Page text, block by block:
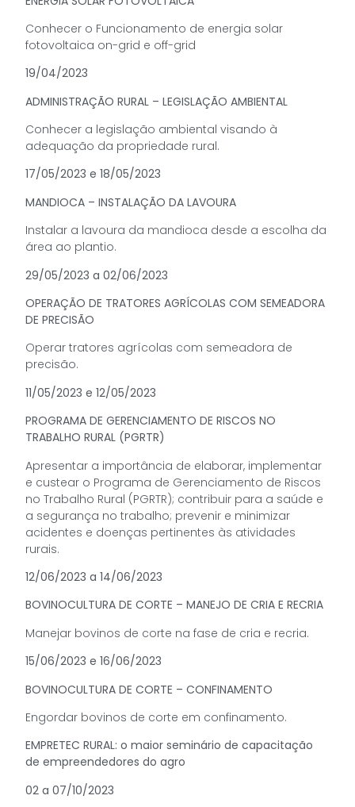
Conhecer o Funcionamento de energia solar
fotovoltaica on-grid e off-grid
19/04/2023
ADMINISTRAÇÃO RURAL – LEGISLAÇÃO AMBIENTAL
Conhecer a legislação ambiental visando à
adequação da propriedade rural.
17/05/2023 e 18/05/2023
MANDIOCA – INSTALAÇÃO DA LAVOURA
Instalar a lavoura da mandioca desde a escolha da
área ao plantio.
29/05/2023 a 02/06/2023
OPERAÇÃO DE TRATORES AGRÍCOLAS COM SEMEADORA
DE PRECISÃO
Operar tratores agrícolas com semeadora de
precisão.
11/05/2023 e 12/05/2023
PROGRAMA DE GERENCIAMENTO DE RISCOS NO
TRABALHO RURAL (PGRTR)
Apresentar a importância de elaborar, implementar
e custear o Programa de Gerenciamento de Riscos
no Trabalho Rural (PGRTR); contribuir para a saúde e
a segurança no trabalho; prevenir e minimizar
acidentes e doenças pertinentes às atividades
rurais.
12/06/2023 a 14/06/2023
BOVINOCULTURA DE CORTE – MANEJO DE CRIA E RECRIA
Manejar bovinos de corte na fase de cria e recria.
15/06/2023 e 16/06/2023
BOVINOCULTURA DE CORTE – CONFINAMENTO
Engordar bovinos de corte em confinamento.
EMPRETEC RURAL: o maior seminário de capacitação
de empreendedores do agro
02 a 07/10/2023